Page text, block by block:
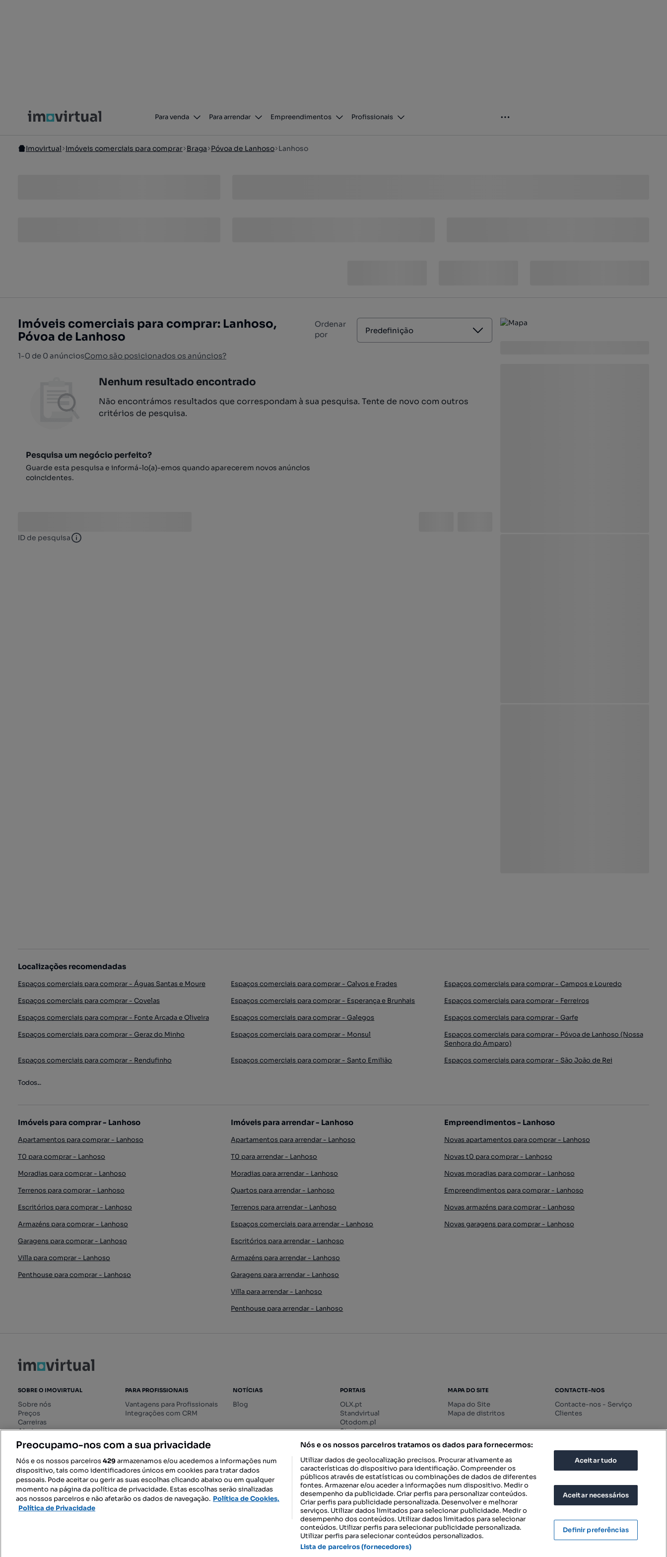
Para venda Para arrendar Empreendimentos Profissionais
Imovirtual Imóveis comerciais para comprar Braga Póvoa de Lanhoso Lanhoso
Imóveis comerciais para comprar: Lanhoso,
Póvoa de Lanhoso
1-0 de 0 anúnciosComo são posicionados os anúncios?
Ordenar
por
Predefinição
Nenhum resultado encontrado
Não encontrámos resultados que correspondam à sua pesquisa. Tente de novo com outros
critérios de pesquisa.
Pesquisa um negócio perfeito?
Guarde esta pesquisa e informá-lo(a)-emos quando aparecerem novos anúncios
coincidentes.
ID de pesquisa ID de pesquisa
Localizações recomendadas
Espaços comerciais para comprar - Águas Santas e Moure Espaços comerciais para comprar - Calvos e Frades
Espaços comerciais para comprar - Campos e Louredo
Espaços comerciais para comprar - Covelas
Espaços comerciais para comprar - Esperança e Brunhais
Espaços comerciais para comprar - Ferreiros
Espaços comerciais para comprar - Fonte Arcada e Oliveira
Espaços comerciais para comprar - Galegos
Espaços comerciais para comprar - Garfe
Espaços comerciais para comprar - Geraz do Minho
Espaços comerciais para comprar - Monsul
Espaços comerciais para comprar - Póvoa de Lanhoso (Nossa
Senhora do Amparo)
Espaços comerciais para comprar - Rendufinho
Espaços comerciais para comprar - Santo Emilião Espaços comerciais para comprar - São João de Rei
Todos...
Imóveis para comprar - Lanhoso
Apartamentos para comprar - Lanhoso
T0 para comprar - Lanhoso
Moradias para comprar - Lanhoso
Terrenos para comprar - Lanhoso
Escritórios para comprar - Lanhoso
Armazéns para comprar - Lanhoso
Garagens para comprar - Lanhoso
Villa para comprar - Lanhoso
Penthouse para comprar - Lanhoso
Imóveis para arrendar - Lanhoso
Apartamentos para arrendar - Lanhoso
T0 para arrendar - Lanhoso
Moradias para arrendar - Lanhoso
Quartos para arrendar - Lanhoso
Terrenos para arrendar - Lanhoso
Espaços comerciais para arrendar - Lanhoso
Escritórios para arrendar - Lanhoso
Armazéns para arrendar - Lanhoso
Garagens para arrendar - Lanhoso
Villa para arrendar - Lanhoso
Penthouse para arrendar - Lanhoso
Empreendimentos - Lanhoso
Novas apartamentos para comprar - Lanhoso
Novas t0 para comprar - Lanhoso
Novas moradias para comprar - Lanhoso
Empreendimentos para comprar - Lanhoso
Novas armazéns para comprar - Lanhoso
Novas garagens para comprar - Lanhoso
SOBRE O IMOVIRTUAL
Sobre nós
Preços
Carreiras
Ajuda
Livro de Reclamações online
Regulamento dos Serviços
Digitais
PARA PROFISSIONAIS
Vantagens para Profissionais
Integrações com CRM
NOTÍCIAS
Blog
PORTAIS
OLX.pt
Standvirtual
Otodom.pl
Storia.ro
MAPA DO SITE
Mapa do Site
Mapa de distritos
CONTACTE-NOS
Contacte-nos - Serviço
Clientes
SIGA-NOS: DESCARREGAR NA:
TERMOS DE UTILIZAÇÃO POLÍTICA DE PRIVACIDADE CONFIGURAÇÕES DE PRIVACIDADE
Preocupamo-nos com a sua privacidade
Nós e os nossos parceiros429armazenamos e/ou acedemos a informações num
dispositivo, tais como identificadores únicos em cookies para tratar dados
pessoais. Pode aceitar ou gerir as suas escolhas clicando abaixo ou em qualquer
momento na página da política de privacidade. Estas escolhas serão sinalizadas
aos nossos parceiros e não afetarão os dados de navegação. Política de Cookies,
Política de Privacidade
Nós e os nossos parceiros tratamos os dados para fornecermos:
Utilizar dados de geolocalização precisos. Procurar ativamente as
características do dispositivo para identificação. Compreender os
públicos através de estatísticas ou combinações de dados de diferentes
fontes. Armazenar e/ou aceder a informações num dispositivo. Medir o
desempenho da publicidade. Criar perfis para personalizar conteúdos.
Criar perfis para publicidade personalizada. Desenvolver e melhorar
serviços. Utilizar dados limitados para selecionar publicidade. Medir o
desempenho dos conteúdos. Utilizar dados limitados para selecionar
conteúdos. Utilizar perfis para selecionar publicidade personalizada.
Utilizar perfis para selecionar conteúdos personalizados.
Lista de parceiros (fornecedores)
Aceitar tudo
Aceitar necessários
Definir preferências